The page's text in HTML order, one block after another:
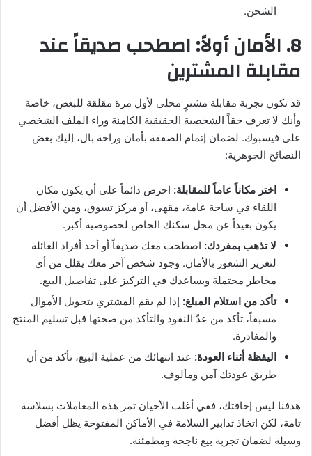
الشحن.
8. الأمان أولاً: اصطحب صديقاً عند
مقابلة المشترين
قد تكون تجربة مقابلة مشترٍ محلي لأول مرة مقلقة للبعض، خاصة
وأنك لا تعرف حقاً الشخصية الحقيقية الكامنة وراء الملف الشخصي
على فيسبوك. لضمان إتمام الصفقة بأمان وراحة بال، إليك بعض
النصائح الجوهرية:
اختر مكاناً عاماً للمقابلة: احرص دائماً على أن يكون مكان
اللقاء في ساحة عامة، مقهى، أو مركز تسوق، ومن الأفضل أن
يكون بعيداً عن محل سكنك الخاص لخصوصية أكبر.
لا تذهب بمفردك: اصطحب معك صديقاً أو أحد أفراد العائلة
لتعزيز الشعور بالأمان. وجود شخص آخر معك يقلل من أي
مخاطر محتملة ويساعدك في التركيز على تفاصيل البيع.
تأكد من استلام المبلغ: إذا لم يقم المشتري بتحويل الأموال
مسبقاً، تأكد من عدّ النقود والتأكد من صحتها قبل تسليم المنتج
والمغادرة.
اليقظة أثناء العودة: عند انتهائك من عملية البيع، تأكد من أن
طريق عودتك آمن ومألوف.
هدفنا ليس إخافتك، ففي أغلب الأحيان تمر هذه المعاملات بسلاسة
تامة، لكن اتخاذ تدابير السلامة في الأماكن المفتوحة يظل أفضل
وسيلة لضمان تجربة بيع ناجحة ومطمئنة.